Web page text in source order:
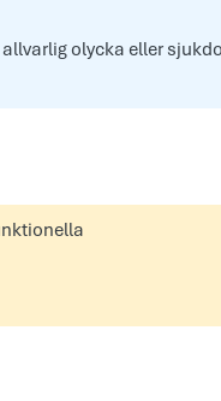
olycka eller